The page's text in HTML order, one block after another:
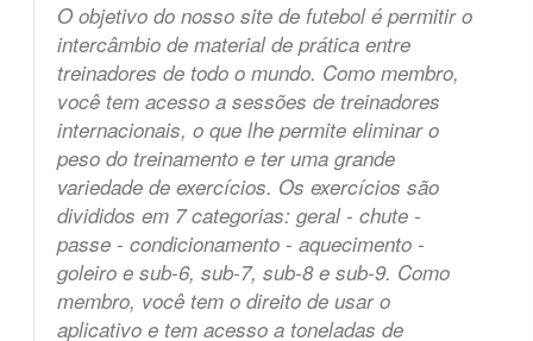
O objetivo do nosso site de futebol é permitir o
intercâmbio de material de prática entre
treinadores de todo o mundo. Como membro,
você tem acesso a sessões de treinadores
internacionais, o que lhe permite eliminar o
peso do treinamento e ter uma grande
variedade de exercícios. Os exercícios são
divididos em 7 categorias: geral - chute -
passe - condicionamento - aquecimento -
goleiro e sub-6, sub-7, sub-8 e sub-9. Como
membro, você tem o direito de usar o
aplicativo e tem acesso a toneladas de